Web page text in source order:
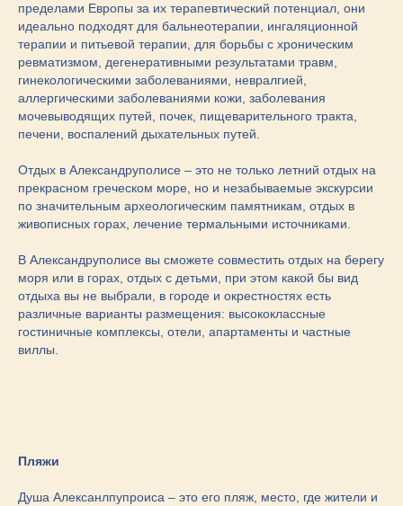
пределами Европы за их терапевтический потенциал, они
идеально подходят для бальнеотерапии, ингаляционной
терапии и питьевой терапии, для борьбы с хроническим
ревматизмом, дегенеративными результатами травм,
гинекологическими заболеваниями, невралгией,
аллергическими заболеваниями кожи, заболевания
мочевыводящих путей, почек, пищеварительного тракта,
печени, воспалений дыхательных путей.
Отдых в Александруполисе – это не только летний отдых на
прекрасном греческом море, но и незабываемые экскурсии
по значительным археологическим памятникам, отдых в
живописных горах, лечение термальными источниками.
В Александруполисе вы сможете совместить отдых на берегу
моря или в горах, отдых с детьми, при этом какой бы вид
отдыха вы не выбрали, в городе и окрестностях есть
различные варианты размещения: высококлассные
гостиничные комплексы, отели, апартаменты и частные
виллы.
Пляжи
Душа Алексанлпупроиса – это его пляж, место, где жители и